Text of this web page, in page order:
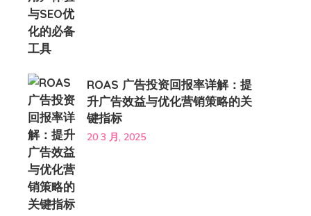
ROAS 广告投资回报率详解：提
升广告效益与优化营销策略的关
键指标
20 3 月, 2025